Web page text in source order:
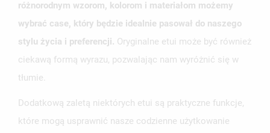
różnorodnym wzorom, kolorom i materiałom możemy
wybrać case, który będzie idealnie pasował do naszego
stylu życia i preferencji. Oryginalne etui może być również
ciekawą formą wyrazu, pozwalając nam wyróżnić się w
tłumie.
Dodatkową zaletą niektórych etui są praktyczne funkcje,
które mogą usprawnić nasze codzienne użytkowanie